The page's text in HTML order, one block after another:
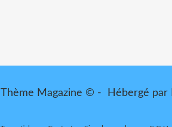
Thème Magazine © - Hébergé par